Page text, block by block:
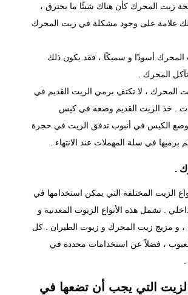
زيت المحرك كأن هناك شيئًا ما يحترق ،
علامة على وجود مشكلة في زيت المحرك
المحرك أسودًا و سميكًا ، فقد يكون ذلك
المحرك .
المحرك ، لا تكتفِ برمي الزيت القديم في
. خذ الزيت القديم وضعه في كيس
وضع الكيس في أنبوب تدفق الزيت في حجرة
في سلة المهملات عند الانتهاء .
.
الزيت المختلفة التي يمكن استخدامها في
. تشمل هذه الأنواع الزيوت المعدنية و
، و مزيج زيت المحرك و زيوت الطيران . كل
، فضلاً عن استخدامات محددة في
التي يجب أن تضعها في